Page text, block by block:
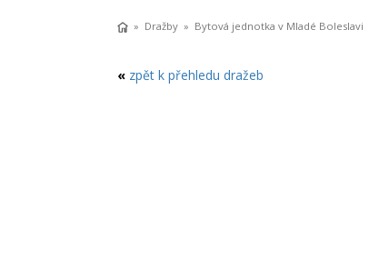
» Dražby » Bytová jednotka v Mladé Boleslavi
« zpět k přehledu dražeb